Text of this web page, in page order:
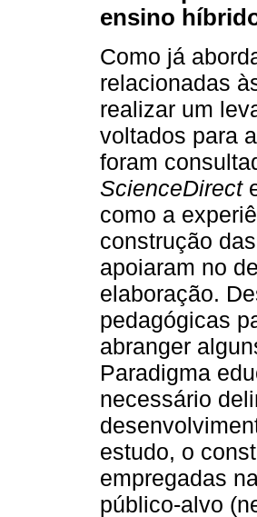
ensino
Como já
relacionadas
realizar um
voltados para
foram
ScienceDirect
como a
construção
apoiaram no
elaboração.
pedagógicas
abranger
Paradigma
necessário
estudo, o
empregadas
público-alvo